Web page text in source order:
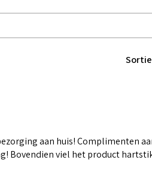
aan huis! Complimenten
Bovendien viel het product